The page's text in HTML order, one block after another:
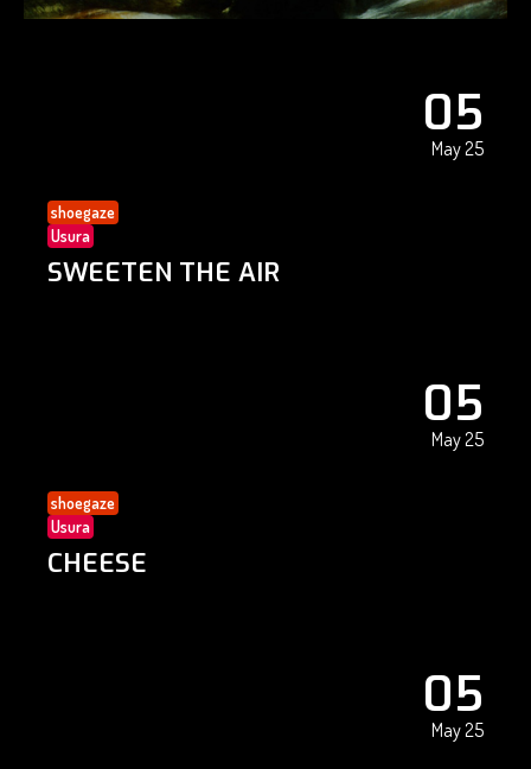
05
May 25
shoegaze
Usura
SWEETEN THE AIR
05
May 25
shoegaze
Usura
CHEESE
05
May 25